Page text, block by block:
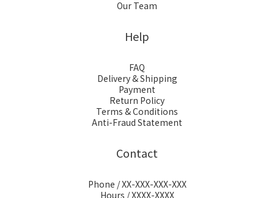
Our Team
Help
FAQ
Delivery & Shipping
Payment
Return Policy
Terms & Conditions
Anti-Fraud Statement
Contact
Phone / XX-XXX-XXX-XXX
Hours / XXXX-XXXX